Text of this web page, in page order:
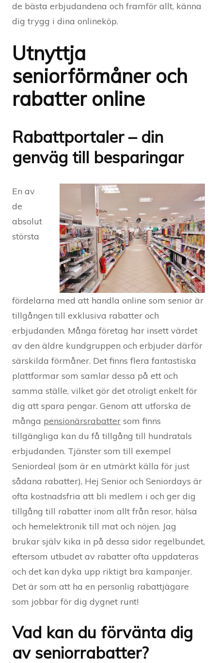
de bästa erbjudandena och framför allt, känna
dig trygg i dina onlineköp.
Utnyttja
seniorförmåner och
rabatter online
Rabattportaler – din
genväg till besparingar
En av
de
absolut
största
fördelarna med att handla online som senior är
tillgången till exklusiva rabatter och
erbjudanden. Många företag har insett värdet
av den äldre kundgruppen och erbjuder därför
särskilda förmåner. Det finns flera fantastiska
plattformar som samlar dessa på ett och
samma ställe, vilket gör det otroligt enkelt för
dig att spara pengar. Genom att utforska de
många pensionärsrabatter som finns
tillgängliga kan du få tillgång till hundratals
erbjudanden. Tjänster som till exempel
Seniordeal (som är en utmärkt källa för just
sådana rabatter), Hej Senior och Seniordays är
ofta kostnadsfria att bli medlem i och ger dig
tillgång till rabatter inom allt från resor, hälsa
och hemelektronik till mat och nöjen. Jag
brukar själv kika in på dessa sidor regelbundet,
eftersom utbudet av rabatter ofta uppdateras
och det kan dyka upp riktigt bra kampanjer.
Det är som att ha en personlig rabattjägare
som jobbar för dig dygnet runt!
Vad kan du förvänta dig
av seniorrabatter?